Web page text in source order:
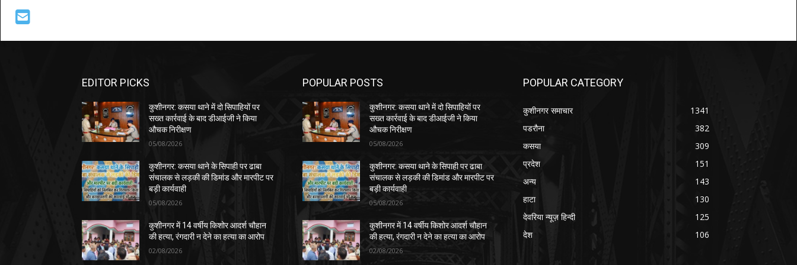
EDITOR PICKS
कुशीनगर: कसया थाने में दो सिपाहियों पर
सख्त कार्रवाई के बाद डीआईजी ने किया
औचक निरीक्षण
05/08/2026
कुशीनगर: कसया थाने के सिपाही पर ढाबा
संचालक से लड़की की डिमांड और मारपीट पर
बड़ी कार्यवाही
05/08/2026
कुशीनगर में 14 वर्षीय किशोर आदर्श चौहान
की हत्या, रंगदारी न देने का हत्या का आरोप
02/08/2026
POPULAR POSTS
कुशीनगर: कसया थाने में दो सिपाहियों पर
सख्त कार्रवाई के बाद डीआईजी ने किया
औचक निरीक्षण
05/08/2026
कुशीनगर: कसया थाने के सिपाही पर ढाबा
संचालक से लड़की की डिमांड और मारपीट पर
बड़ी कार्यवाही
05/08/2026
कुशीनगर में 14 वर्षीय किशोर आदर्श चौहान
की हत्या, रंगदारी न देने का हत्या का आरोप
02/08/2026
POPULAR CATEGORY
कुशीनगर समाचार
1341
पडरौना
382
कसया
309
प्रदेश
151
अन्य
143
हाटा
130
देवरिया न्यूज़ हिन्दी
125
देश
106